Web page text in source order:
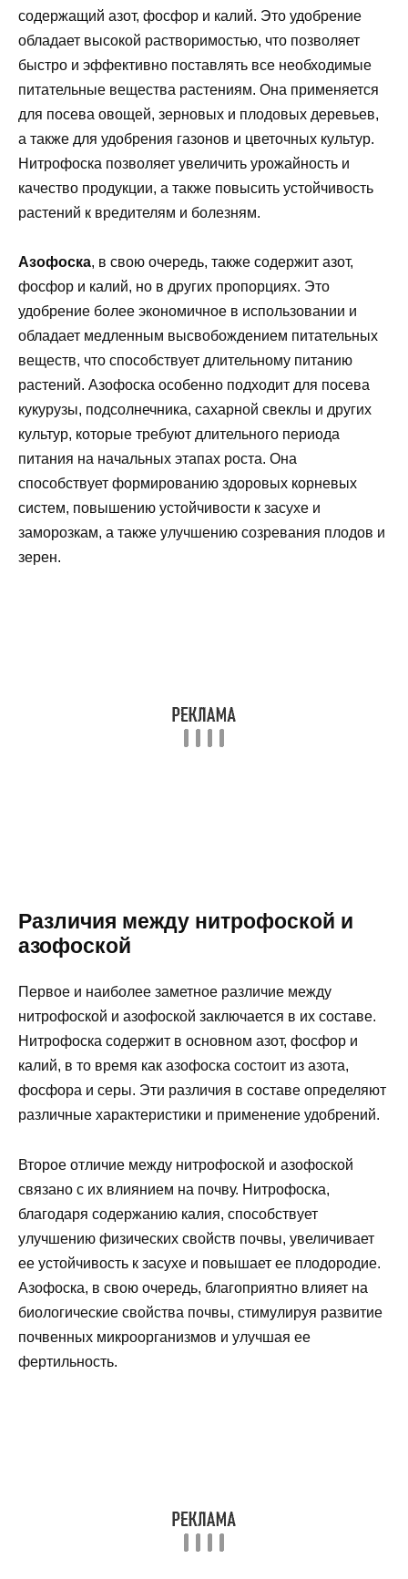
содержащий азот, фосфор и калий. Это удобрение
обладает высокой растворимостью, что позволяет
быстро и эффективно поставлять все необходимые
питательные вещества растениям. Она применяется
для посева овощей, зерновых и плодовых деревьев,
а также для удобрения газонов и цветочных культур.
Нитрофоска позволяет увеличить урожайность и
качество продукции, а также повысить устойчивость
растений к вредителям и болезням.
Азофоска, в свою очередь, также содержит азот,
фосфор и калий, но в других пропорциях. Это
удобрение более экономичное в использовании и
обладает медленным высвобождением питательных
веществ, что способствует длительному питанию
растений. Азофоска особенно подходит для посева
кукурузы, подсолнечника, сахарной свеклы и других
культур, которые требуют длительного периода
питания на начальных этапах роста. Она
способствует формированию здоровых корневых
систем, повышению устойчивости к засухе и
заморозкам, а также улучшению созревания плодов и
зерен.
Различия между нитрофоской и
азофоской
Первое и наиболее заметное различие между
нитрофоской и азофоской заключается в их составе.
Нитрофоска содержит в основном азот, фосфор и
калий, в то время как азофоска состоит из азота,
фосфора и серы. Эти различия в составе определяют
различные характеристики и применение удобрений.
Второе отличие между нитрофоской и азофоской
связано с их влиянием на почву. Нитрофоска,
благодаря содержанию калия, способствует
улучшению физических свойств почвы, увеличивает
ее устойчивость к засухе и повышает ее плодородие.
Азофоска, в свою очередь, благоприятно влияет на
биологические свойства почвы, стимулируя развитие
почвенных микроорганизмов и улучшая ее
фертильность.